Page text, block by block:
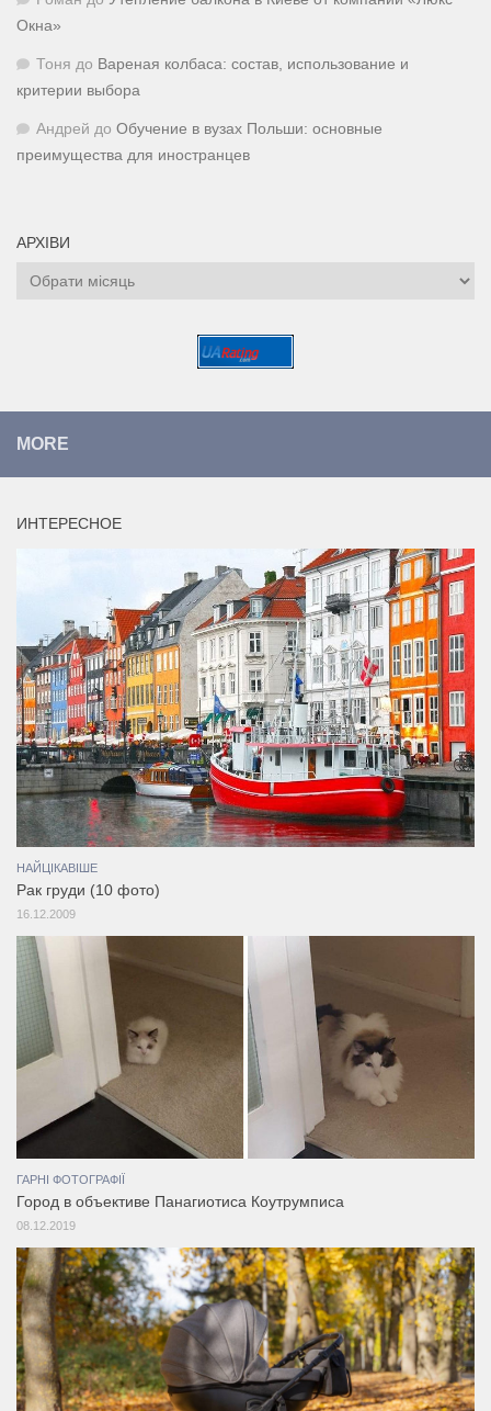
Окна»
Тоня до Вареная колбаса: состав, использование и
критерии выбора
Андрей до Обучение в вузах Польши: основные
преимущества для иностранцев
АРХІВИ
Архіви
MORE
ИНТЕРЕСНОЕ
НАЙЦІКАВІШЕ
Рак груди (10 фото)
16.12.2009
ГАРНІ ФОТОГРАФІЇ
Город в объективе Панагиотиса Коутрумписа
08.12.2019